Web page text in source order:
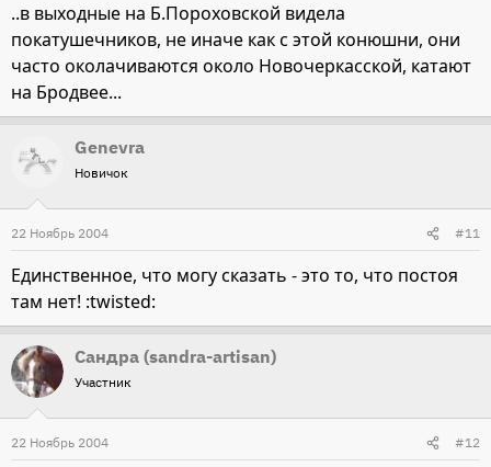
..в выходные на Б.Пороховской видела
покатушечников, не иначе как с этой конюшни, они
часто околачиваются около Новочеркасской, катают
на Бродвее...
Genevra
Новичок
22 Ноябрь 2004 #11
Единственное, что могу сказать - это то, что постоя
там нет! :twisted:
Сандра (sandra-artisan)
Участник
22 Ноябрь 2004 #12